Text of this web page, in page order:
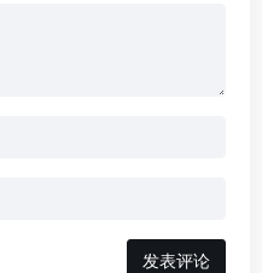
发表评论